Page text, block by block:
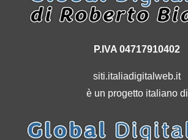
P.IVA 04717910402
siti.italiadigitalweb.it
è un progetto italiano di